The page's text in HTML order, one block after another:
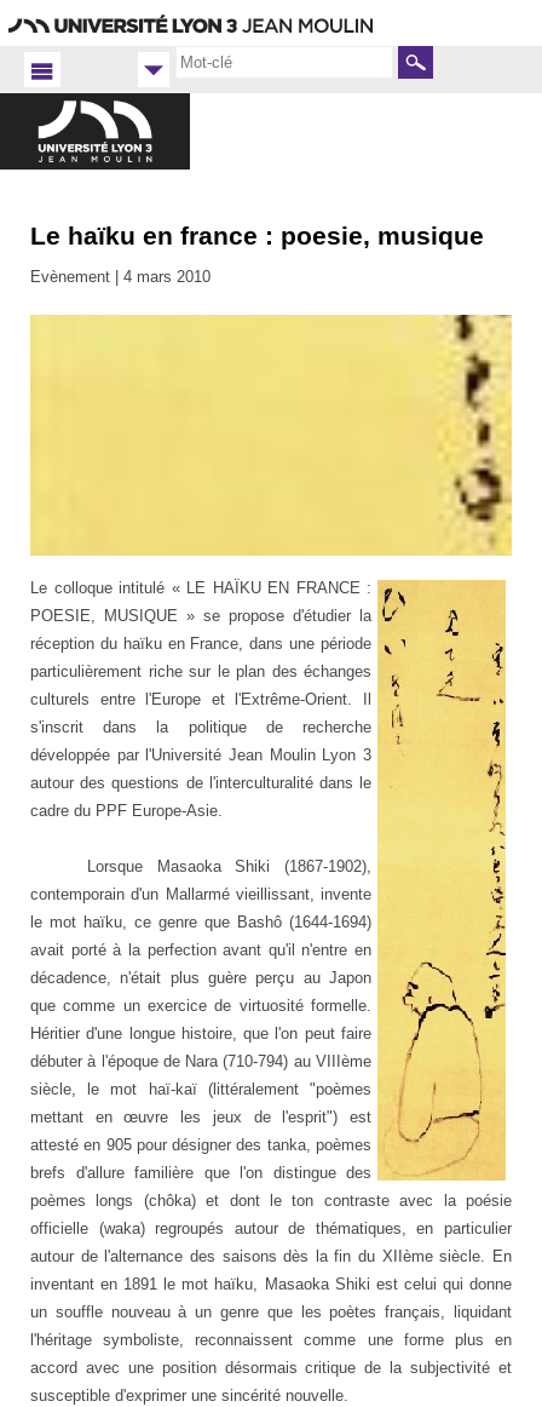
Rechercher
Accueil FR
Humanités,
Sociétés
Le haïku en france : poesie, musique
Evènement | 4 mars 2010
Le colloque intitulé « LE HAÏKU EN FRANCE :
POESIE, MUSIQUE » se propose d'étudier la
réception du haïku en France, dans une période
particulièrement riche sur le plan des échanges
culturels entre l'Europe et l'Extrême-Orient. Il
s'inscrit dans la politique de recherche
développée par l'Université Jean Moulin Lyon 3
autour des questions de l'interculturalité dans le
cadre du PPF Europe-Asie.
Lorsque Masaoka Shiki (1867-1902),
contemporain d'un Mallarmé vieillissant, invente
le mot haïku, ce genre que Bashô (1644-1694)
avait porté à la perfection avant qu'il n'entre en
décadence, n'était plus guère perçu au Japon
que comme un exercice de virtuosité formelle.
Héritier d'une longue histoire, que l'on peut faire
débuter à l'époque de Nara (710-794) au VIIIème
siècle, le mot haï-kaï (littéralement "poèmes
mettant en œuvre les jeux de l'esprit") est
attesté en 905 pour désigner des tanka, poèmes
brefs d'allure familière que l'on distingue des
poèmes longs (chôka) et dont le ton contraste avec la poésie
officielle (waka) regroupés autour de thématiques, en particulier
autour de l'alternance des saisons dès la fin du XIIème siècle. En
inventant en 1891 le mot haïku, Masaoka Shiki est celui qui donne
un souffle nouveau à un genre que les poètes français, liquidant
l'héritage symboliste, reconnaissent comme une forme plus en
accord avec une position désormais critique de la subjectivité et
susceptible d'exprimer une sincérité nouvelle.